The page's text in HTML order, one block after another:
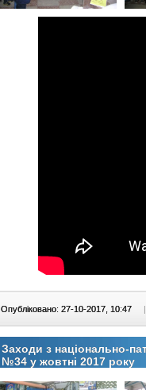
Опубліковано: 27-10-2017, 10:47 |
Заходи з національно-
№34 у жовтні 2017 року